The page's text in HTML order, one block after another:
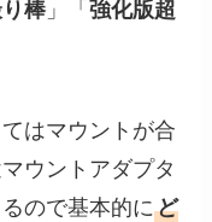
棒 」「強化版超
はマウントが合
ウントアダプタ
ので基本的にど